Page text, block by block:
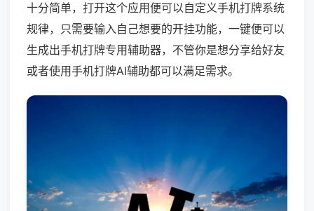
十分简单，打开这个应用便可以自定义手机打牌系统
规律，只需要输入自己想要的开挂功能，一键便可以
生成出手机打牌专用辅助器，不管你是想分享给好友
或者使用手机打牌AI辅助都可以满足需求。